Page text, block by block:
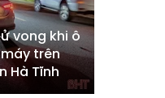
vong khi ô
trên
Hà Tĩnh